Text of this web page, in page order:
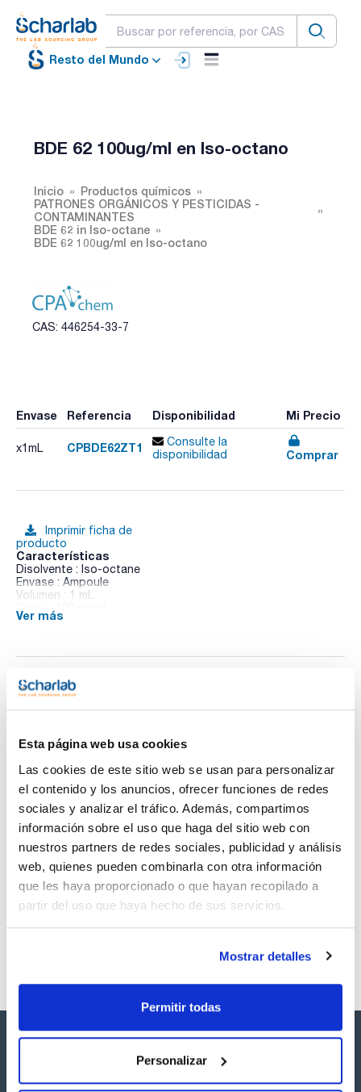
Esta página web usa cookies
Las cookies de este sitio web se usan para personalizar
el contenido y los anuncios, ofrecer funciones de redes
sociales y analizar el tráfico. Además, compartimos
información sobre el uso que haga del sitio web con
nuestros partners de redes sociales, publicidad y análisis
web, quienes pueden combinarla con otra información
que les haya proporcionado o que hayan recopilado a
partir del uso que haya hecho de sus servicios.
Mostrar detalles
Permitir todas
Personalizar
Resto del Mundo
BDE 62 100ug/ml en Iso-octano
Inicio
Productos químicos
PATRONES ORGÁNICOS Y PESTICIDAS -
CONTAMINANTES
BDE 62 in Iso-octane
BDE 62 100ug/ml en Iso-octano
CAS: 446254-33-7
Envase Referencia Disponibilidad Mi Precio
x1mL CPBDE62ZT1
Consulte la
disponibilidad
Comprar
Imprimir ficha de
producto
Características
Disolvente : Iso-octane
Envase : Ampoule
Volumen : 1 mL
CAS : [446254-33-7]
Ver más
Documentación técnica
Regístrate para
descargas
descargas
SDS/ Hoja de seguridad
Regístrate para
descargas
Los productos marcados con esta imagen son
listos para una entrega inmediata.